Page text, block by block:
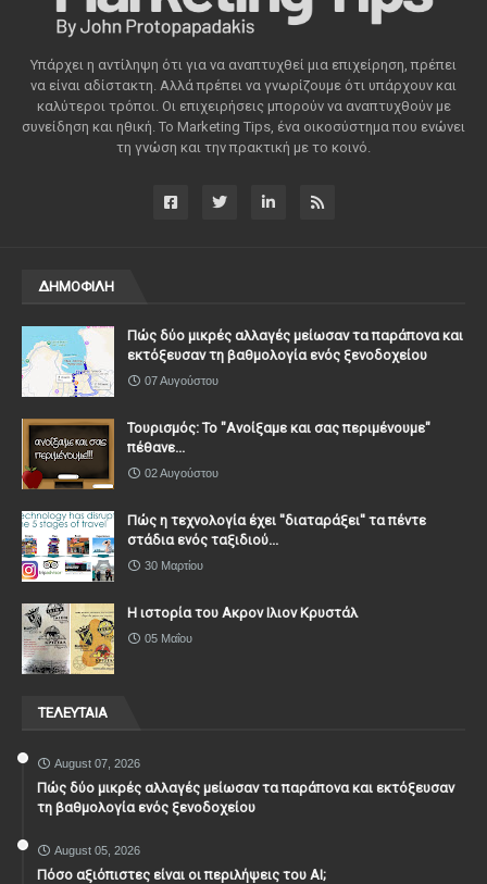
Υπάρχει η αντίληψη ότι για να αναπτυχθεί μια επιχείρηση, πρέπει
να είναι αδίστακτη. Αλλά πρέπει να γνωρίζουμε ότι υπάρχουν και
καλύτεροι τρόποι. Οι επιχειρήσεις μπορούν να αναπτυχθούν με
συνείδηση ​​και ηθική. Το Marketing Tips, ένα οικοσύστημα που ενώνει
τη γνώση και την πρακτική με το κοινό.
ΔΗΜΟΦΙΛΗ
Πώς δύο μικρές αλλαγές μείωσαν τα παράπονα και
εκτόξευσαν τη βαθμολογία ενός ξενοδοχείου
07 Αυγούστου
Τουρισμός: Το "Ανοίξαμε και σας περιμένουμε"
πέθανε...
02 Αυγούστου
Πώς η τεχνολογία έχει ''διαταράξει'' τα πέντε
στάδια ενός ταξιδιού...
30 Μαρτίου
Η ιστορία του Ακρον Ιλιον Κρυστάλ
05 Μαΐου
ΤΕΛΕΥΤΑΙΑ
August 07, 2026
Πώς δύο μικρές αλλαγές μείωσαν τα παράπονα και εκτόξευσαν
τη βαθμολογία ενός ξενοδοχείου
August 05, 2026
Πόσο αξιόπιστες είναι οι περιλήψεις του ΑΙ;